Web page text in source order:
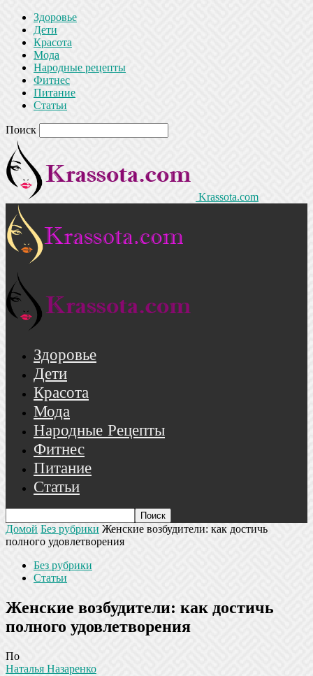
Здоровье
Дети
Красота
Мода
Народные рецепты
Фитнес
Питание
Статьи
Поиск
Krassota.com
Здоровье
Дети
Красота
Мода
Народные Рецепты
Фитнес
Питание
Статьи
Домой Без рубрики Женские возбудители: как достичь
полного удовлетворения
Без рубрики
Статьи
Женские возбудители: как достичь
полного удовлетворения
По
Наталья Назаренко